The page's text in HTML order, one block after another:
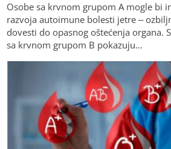
Osobe sa krvnom grupom A mogle bi
razvoja autoimune bolesti jetre –
dovesti do opasnog oštećenja organa.
sa krvnom grupom B pokazuju…